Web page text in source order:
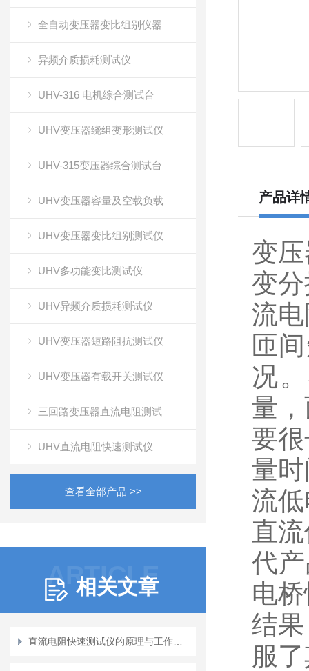
全自动变压器变比组别仪器
异频介质损耗测试仪
UHV-316 电机综合测试台
UHV变压器绕组变形测试仪
UHV-315变压器综合测试台
UHV变压器容量及空载负载
UHV变压器变比组别测试仪
UHV多功能变比测试仪
UHV异频介质损耗测试仪
UHV变压器短路阻抗测试仪
UHV变压器有载开关测试仪
三回路变压器直流电阻测试
UHV直流电阻快速测试仪
查看全部产品 >>
ARTICLE
相关文章
产品详
变
变
流
匝
况
量
要
量
流
直
代
电
结
服